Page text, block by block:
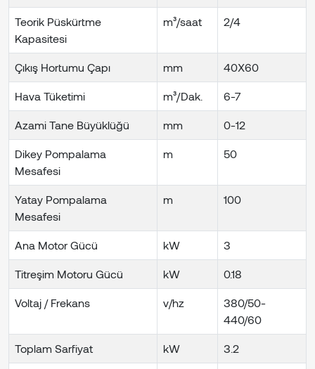
Teorik Püskürtme
Kapasitesi
m³/saat 2/4
Çıkış Hortumu Çapı mm 40X60
Hava Tüketimi m³/Dak. 6-7
Azami Tane Büyüklüğü mm 0-12
Dikey Pompalama
Mesafesi
m 50
Yatay Pompalama
Mesafesi
m 100
Ana Motor Gücü kW 3
Titreşim Motoru Gücü kW 0.18
Voltaj / Frekans v/hz
380/50-
440/60
Toplam Sarfiyat kW 3.2